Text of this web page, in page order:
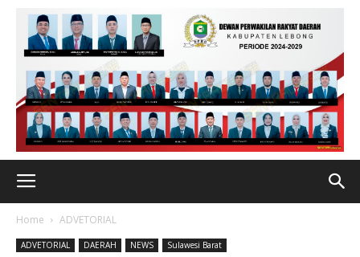
Home ADVETORIAL
ADVETORIAL DAERAH NEWS Sulawesi Barat